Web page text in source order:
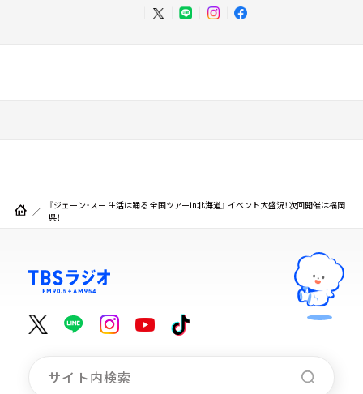
『ジェーン・スー 生活は踊る 全国ツアーin北海道』 イベント大盛況！次回開催は福岡
県！